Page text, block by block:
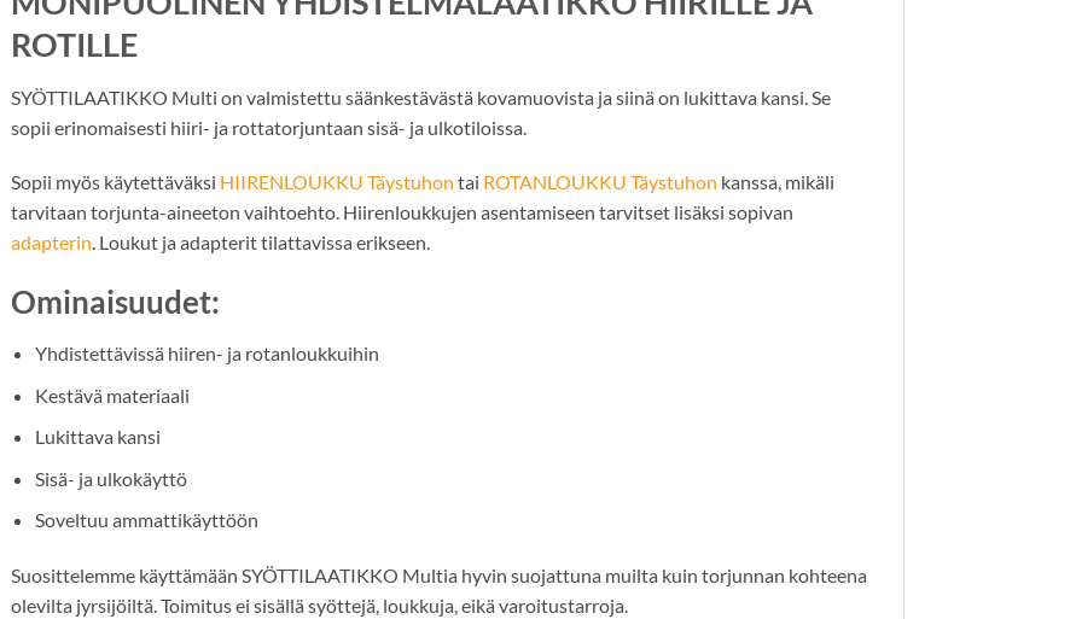
ROTILLE
SYÖTTILAATIKKO Multi on valmistettu säänkestävästä kovamuovista ja siinä on lukittava kansi. Se
sopii erinomaisesti hiiri- ja rottatorjuntaan sisä- ja ulkotiloissa.
Sopii myös käytettäväksi HIIRENLOUKKU Täystuhon tai ROTANLOUKKU Täystuhon kanssa, mikäli
tarvitaan torjunta-aineeton vaihtoehto. Hiirenloukkujen asentamiseen tarvitset lisäksi sopivan
adapterin. Loukut ja adapterit tilattavissa erikseen.
Ominaisuudet:
Yhdistettävissä hiiren- ja rotanloukkuihin
Kestävä materiaali
Lukittava kansi
Sisä- ja ulkokäyttö
Soveltuu ammattikäyttöön
Suosittelemme käyttämään SYÖTTILAATIKKO Multia hyvin suojattuna muilta kuin torjunnan kohteena
olevilta jyrsijöiltä. Toimitus ei sisällä syöttejä, loukkuja, eikä varoitustarroja.